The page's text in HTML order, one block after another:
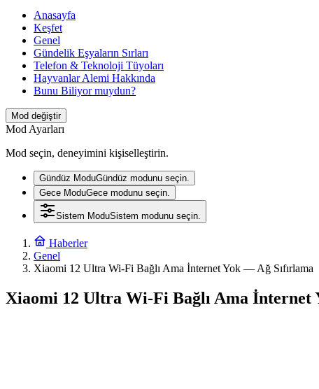
Anasayfa
Keşfet
Genel
Gündelik Eşyaların Sırları
Telefon & Teknoloji Tüyoları
Hayvanlar Alemi Hakkında
Bunu Biliyor muydun?
Mod değiştir
Mod Ayarları
Mod seçin, deneyimini kişiselleştirin.
Gündüz ModuGündüz modunu seçin.
Gece ModuGece modunu seçin.
Sistem ModuSistem modunu seçin.
Haberler
Genel
Xiaomi 12 Ultra Wi-Fi Bağlı Ama İnternet Yok — Ağ Sıfırlama
Xiaomi 12 Ultra Wi-Fi Bağlı Ama İnternet